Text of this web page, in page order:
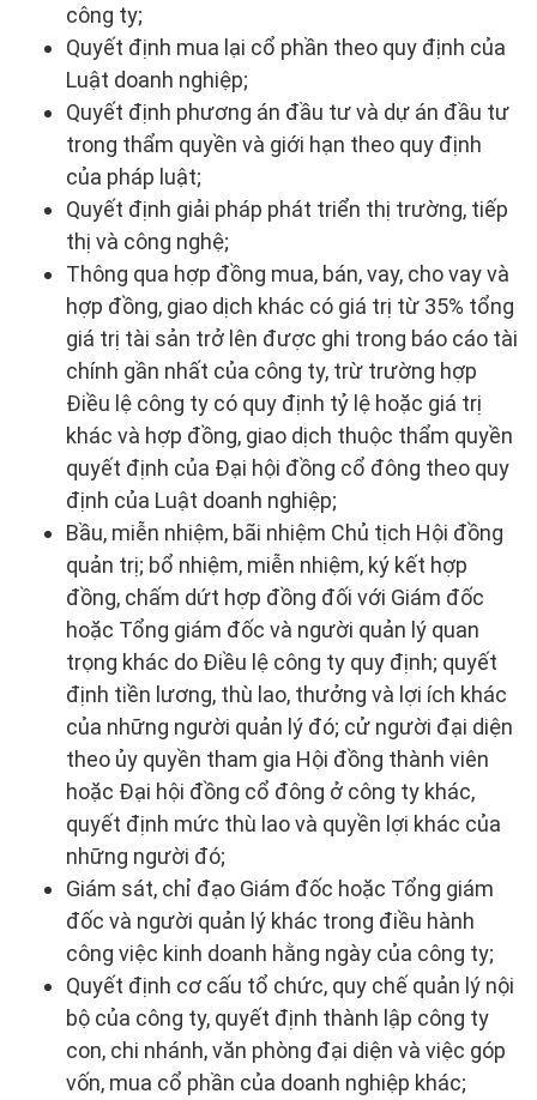
công ty;
Quyết định mua lại cổ phần theo quy định của
Luật doanh nghiệp;
Quyết định phương án đầu tư và dự án đầu tư
trong thẩm quyền và giới hạn theo quy định
của pháp luật;
Quyết định giải pháp phát triển thị trường, tiếp
thị và công nghệ;
Thông qua hợp đồng mua, bán, vay, cho vay và
hợp đồng, giao dịch khác có giá trị từ 35% tổng
giá trị tài sản trở lên được ghi trong báo cáo tài
chính gần nhất của công ty, trừ trường hợp
Điều lệ công ty có quy định tỷ lệ hoặc giá trị
khác và hợp đồng, giao dịch thuộc thẩm quyền
quyết định của Đại hội đồng cổ đông theo quy
định của Luật doanh nghiệp;
Bầu, miễn nhiệm, bãi nhiệm Chủ tịch Hội đồng
quản trị; bổ nhiệm, miễn nhiệm, ký kết hợp
đồng, chấm dứt hợp đồng đối với Giám đốc
hoặc Tổng giám đốc và người quản lý quan
trọng khác do Điều lệ công ty quy định; quyết
định tiền lương, thù lao, thưởng và lợi ích khác
của những người quản lý đó; cử người đại diện
theo ủy quyền tham gia Hội đồng thành viên
hoặc Đại hội đồng cổ đông ở công ty khác,
quyết định mức thù lao và quyền lợi khác của
những người đó;
Giám sát, chỉ đạo Giám đốc hoặc Tổng giám
đốc và người quản lý khác trong điều hành
công việc kinh doanh hằng ngày của công ty;
Quyết định cơ cấu tổ chức, quy chế quản lý nội
bộ của công ty, quyết định thành lập công ty
con, chi nhánh, văn phòng đại diện và việc góp
vốn, mua cổ phần của doanh nghiệp khác;